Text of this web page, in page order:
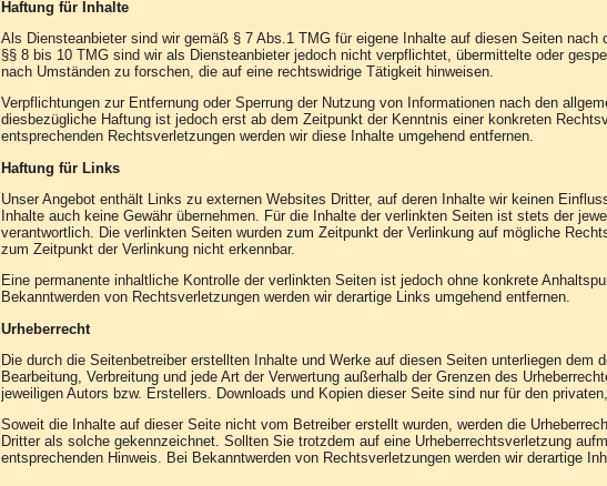
Haftung für Inhalte
Als Diensteanbieter sind wir gemäß § 7 Abs.1 TMG für eigene Inhalte auf diesen Seiten nach
§§ 8 bis 10 TMG sind wir als Diensteanbieter jedoch nicht verpflichtet, übermittelte oder
nach Umständen zu forschen, die auf eine rechtswidrige Tätigkeit hinweisen.
Verpflichtungen zur Entfernung oder Sperrung der Nutzung von Informationen nach den
diesbezügliche Haftung ist jedoch erst ab dem Zeitpunkt der Kenntnis einer konkreten
entsprechenden Rechtsverletzungen werden wir diese Inhalte umgehend entfernen.
Haftung für Links
Unser Angebot enthält Links zu externen Websites Dritter, auf deren Inhalte wir keinen
Inhalte auch keine Gewähr übernehmen. Für die Inhalte der verlinkten Seiten ist stets der
verantwortlich. Die verlinkten Seiten wurden zum Zeitpunkt der Verlinkung auf mögliche
zum Zeitpunkt der Verlinkung nicht erkennbar.
Eine permanente inhaltliche Kontrolle der verlinkten Seiten ist jedoch ohne konkrete
Bekanntwerden von Rechtsverletzungen werden wir derartige Links umgehend entfernen.
Urheberrecht
Die durch die Seitenbetreiber erstellten Inhalte und Werke auf diesen Seiten unterliegen dem
Bearbeitung, Verbreitung und jede Art der Verwertung außerhalb der Grenzen des
jeweiligen Autors bzw. Erstellers. Downloads und Kopien dieser Seite sind nur für den
Soweit die Inhalte auf dieser Seite nicht vom Betreiber erstellt wurden, werden die
Dritter als solche gekennzeichnet. Sollten Sie trotzdem auf eine Urheberrechtsverletzung
entsprechenden Hinweis. Bei Bekanntwerden von Rechtsverletzungen werden wir derartige